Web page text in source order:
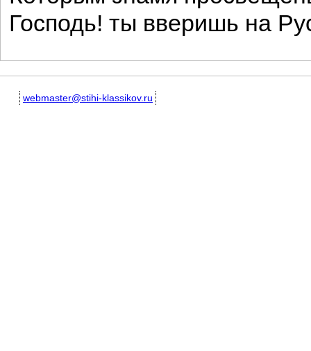
Господь! ты вверишь на
webmaster@stihi-klassikov.ru